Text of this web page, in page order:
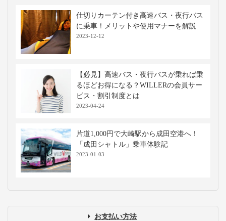
仕切りカーテン付き高速バス・夜行バス
に乗車！メリットや使用マナーを解説
2023-12-12
【必見】高速バス・夜行バスが乗れば乗
るほどお得になる？WILLERの会員サー
ビス・割引制度とは
2023-04-24
片道1,000円で大崎駅から成田空港へ！
「成田シャトル」乗車体験記
2023-01-03
お支払い方法